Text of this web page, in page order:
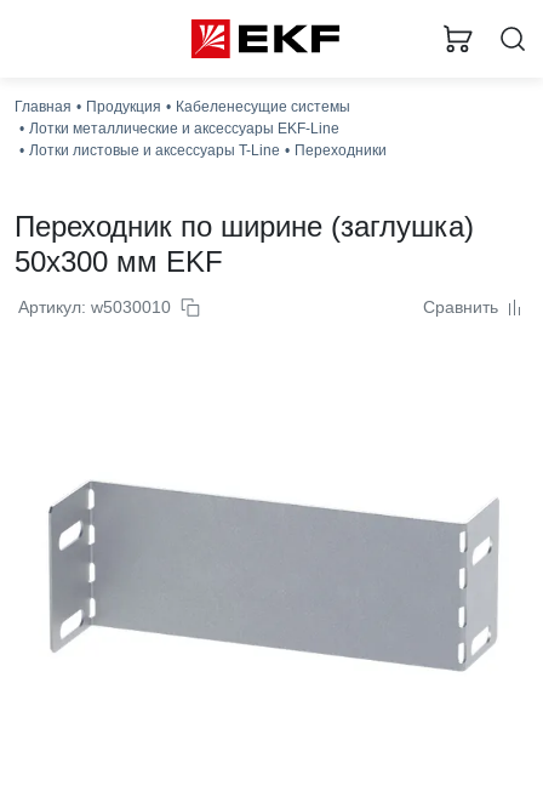
Главная Продукция
Кабеленесущие системы
Лотки металлические и аксессуары EKF-Line
Лотки листовые и аксессуары T-Line
Переходники
Переходник по ширине (заглушка)
50x300 мм EKF
Артикул: w5030010 Сравнить